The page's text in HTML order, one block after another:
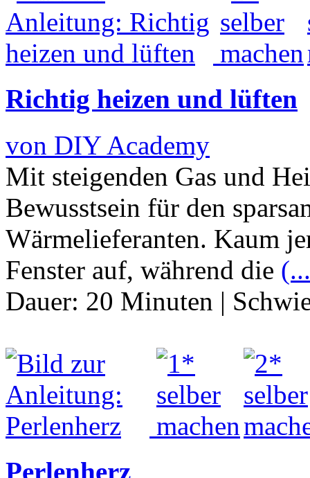
Richtig heizen und lüften
von DIY Academy
Mit steigenden Gas und
Bewusstsein für den
Wärmelieferanten. Kaum
Fenster auf, während die
Dauer: 20 Minuten |
Perlenherz